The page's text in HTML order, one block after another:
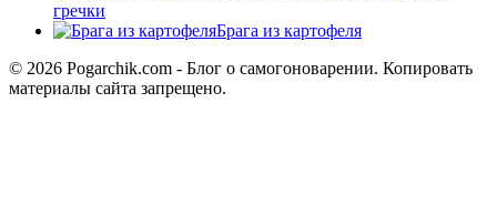
гречки
Брага из картофеля
© 2026 Pogarchik.com - Блог о самогоноварении. Копировать
материалы сайта запрещено.